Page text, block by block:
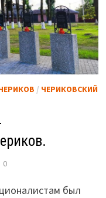
/ ЧЕРИКОВСКИЙ
0
был